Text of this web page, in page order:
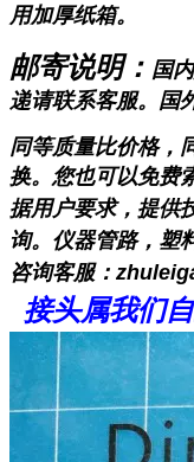
用加厚纸箱。
邮寄说明： 国
递请联系客服。国
同等质量比价格，
换。 您也可以免费
据用户要求，提供
询。 仪器管路，塑
咨询客服：
接头属我们